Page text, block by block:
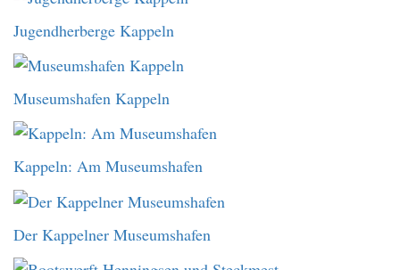
Jugendherberge Kappeln
Museumshafen Kappeln
Kappeln: Am Museumshafen
Der Kappelner Museumshafen